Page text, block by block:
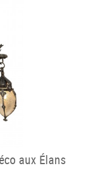
aux Élans